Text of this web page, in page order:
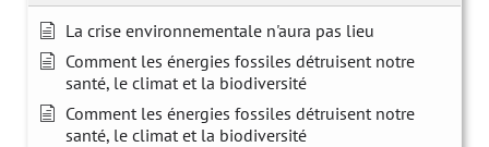
La crise environnementale n'aura pas lieu
Comment les énergies fossiles détruisent notre
santé, le climat et la biodiversité
Comment les énergies fossiles détruisent notre
santé, le climat et la biodiversité